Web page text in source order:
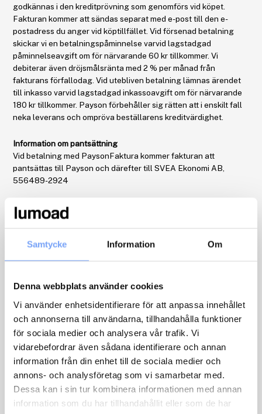
Samtycke Information Om
Denna webbplats använder cookies
Vi använder enhetsidentifierare för att anpassa innehållet
och annonserna till användarna, tillhandahålla funktioner
för sociala medier och analysera vår trafik. Vi
vidarebefordrar även sådana identifierare och annan
information från din enhet till de sociala medier och
annons- och analysföretag som vi samarbetar med.
Dessa kan i sin tur kombinera informationen med annan
information som du har tillhandahållit eller som de har
godkännas i den kreditprövning som genomförs vid köpet.
Fakturan kommer att sändas separat med e-post till den e-
postadress du anger vid köptillfället. Vid försenad betalning
skickar vi en betalningspåminnelse varvid lagstadgad
påminnelseavgift om för närvarande 60 kr tillkommer. Vi
debiterar även dröjsmålsränta med 2 % per månad från
fakturans förfallodag. Vid utebliven betalning lämnas ärendet
till inkasso varvid lagstadgad inkassoavgift om för närvarande
180 kr tillkommer. Payson förbehåller sig rätten att i enskilt fall
neka leverans och ompröva beställarens kreditvärdighet.
Information om pantsättning
Vid betalning med PaysonFaktura kommer fakturan att
pantsättas till Payson och därefter till SVEA Ekonomi AB,
556489-2924
3. Leveransinformation
Leverans sker i linje med slutligt bekräftad order. Om så inte
sker är vi skyldiga att garantera full uppfyllnad av leverans.
med respektive medies allmänna villkor.
Om er beställda produkt är slut i lager förbehåller vi oss rätten
att i samråd med köparen boka om eller boka av kampanjen helt
och justera kostnader därefter.
Force Majeure
Lumoad är inte ansvariga för skada eller försening som beror på
lagbud, myndighetsåtgärd, mobilisering, krigshändelse, beslag,
valutarestriktion, systemfel, fel eller inskränkningar i leveranser
från underleverantörer, strejk, lockout, bojkott, blockad eller